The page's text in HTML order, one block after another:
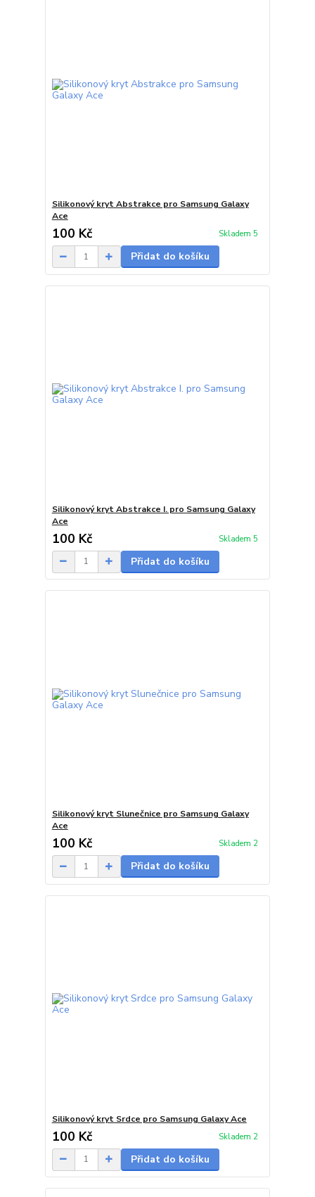
Silikonový kryt Abstrakce pro Samsung Galaxy
Ace
100 Kč Skladem 5
Přidat do košíku
Silikonový kryt Abstrakce I. pro Samsung Galaxy
Ace
100 Kč Skladem 5
Přidat do košíku
Silikonový kryt Slunečnice pro Samsung Galaxy
Ace
100 Kč Skladem 2
Přidat do košíku
Silikonový kryt Srdce pro Samsung Galaxy Ace
100 Kč Skladem 2
Přidat do košíku